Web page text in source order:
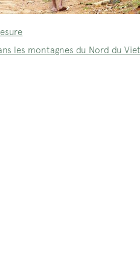
les montagnes du Nord du